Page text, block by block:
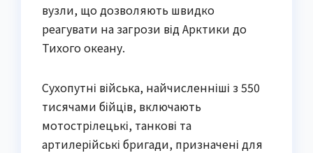
вузли, що дозволяють швидко
реагувати на загрози від Арктики до
Тихого океану.
Сухопутні війська, найчисленніші з 550
тисячами бійців, включають
мотострілецькі, танкові та
артилерійські бригади, призначені для